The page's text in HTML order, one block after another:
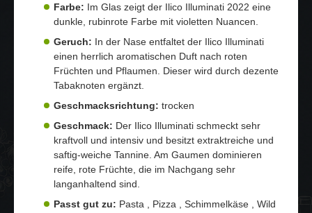
Farbe: Im Glas zeigt der Ilico Illuminati 2022 eine
dunkle, rubinrote Farbe mit violetten Nuancen.
Geruch: In der Nase entfaltet der Ilico Illuminati
einen herrlich aromatischen Duft nach roten
Früchten und Pflaumen. Dieser wird durch dezente
Tabaknoten ergänzt.
Geschmacksrichtung: trocken
Geschmack: Der Ilico Illuminati schmeckt sehr
kraftvoll und intensiv und besitzt extraktreiche und
saftig-weiche Tannine. Am Gaumen dominieren
reife, rote Früchte, die im Nachgang sehr
langanhaltend sind.
Passt gut zu: Pasta , Pizza , Schimmelkäse , Wild